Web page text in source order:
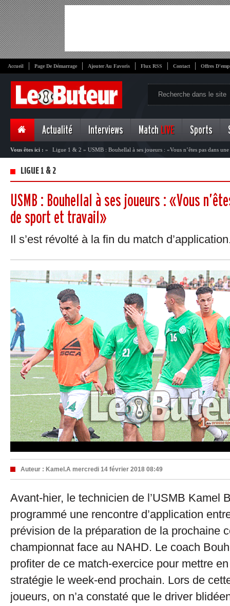
Accueil Page De Démarrage Ajouter Au Favoris Flux RSS Contact Offres
Actualité Interviews Match LIVE Sports
Vous êtes ici : » Ligue 1 & 2 » USMB : Bouhellal à ses joueurs : «Vous n’êtes pas dans
LIGUE 1 & 2
USMB : Bouhellal à ses joueurs : «Vous
de sport et travail»
Il s’est révolté à la fin du match
Auteur : Kamel.A mercredi 14 février 2018 08:49
Avant-hier, le technicien de l’USMB Kamel
programmé une rencontre d’application
prévision de la préparation de la prochaine
championnat face au NAHD. Le coach
profiter de ce match-exercice pour mettre
stratégie le week-end prochain. Lors de
joueurs, on n’a constaté que le driver